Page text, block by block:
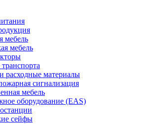
мебель
мебель
расходные материалы
сигнализация
мебель
оборудование (EAS)
сейфы